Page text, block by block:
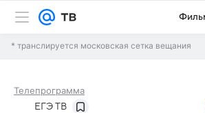
* транслируется московская сетка вещания
Телепрограмма
ЕГЭ ТВ